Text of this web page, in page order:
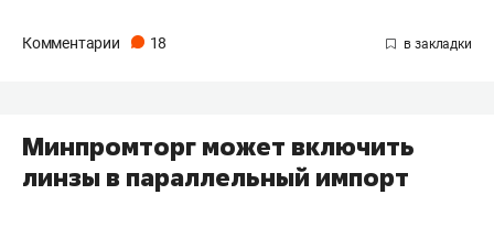
Комментарии 18
Минпромторг может включить
линзы в параллельный импорт